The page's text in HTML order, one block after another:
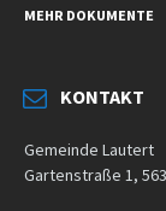
MEHR DOKUMENTE
KONTAKT
Gemeinde Lautert
Gartenstraße 1,